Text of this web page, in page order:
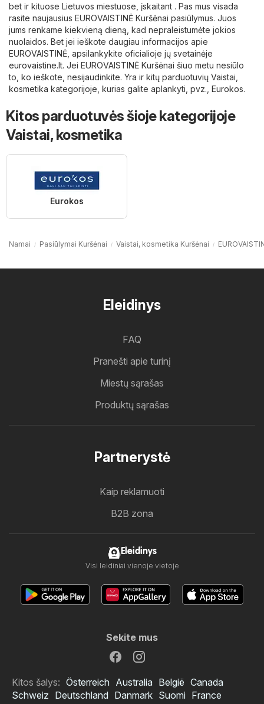
bet ir kituose Lietuvos miestuose, įskaitant . Pas mus visada
rasite naujausius EUROVAISTINĖ Kuršėnai pasiūlymus. Juos
jums renkame kiekvieną dieną, kad nepraleistumėte jokios
nuolaidos. Bet jei ieškote daugiau informacijos apie
EUROVAISTINĖ, apsilankykite oficialioje jų svetainėje
eurovaistine.lt. Jei EUROVAISTINĖ Kuršėnai šiuo metu nesiūlo
to, ko ieškote, nesijaudinkite. Yra ir kitų parduotuvių Vaistai,
kosmetika kategorijoje, kurias galite aplankyti, pvz., Eurokos.
Kitos parduotuvės šioje kategorijoje
Vaistai, kosmetika
Eurokos
Namai Pasiūlymai Kuršėnai Vaistai, kosmetika Kuršėnai
Eleidinys
FAQ
Pranešti apie turinį
Miestų sąrašas
Produktų sąrašas
Partnerystė
Kaip reklamuoti
B2B zona
Eleidinys
Visi leidiniai vienoje vietoje
Sekite mus
Kitos šalys: Österreich Australia België Canada
Schweiz Deutschland Danmark Suomi France